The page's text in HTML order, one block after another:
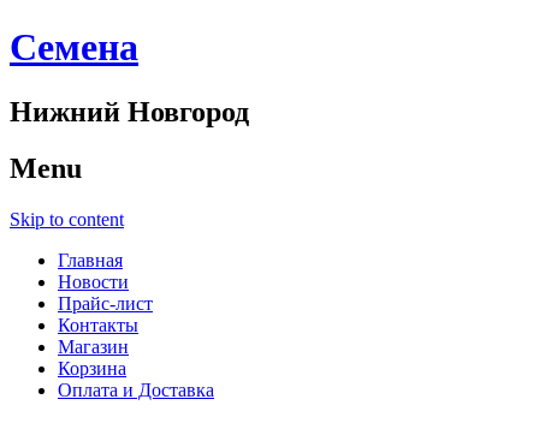
Cемена
Нижний Новгород
Menu
Skip to content
Главная
Новости
Прайс-лист
Контакты
Магазин
Корзина
Оплата и Доставка